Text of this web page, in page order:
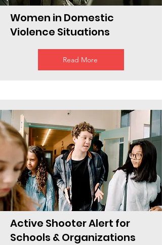
Women in Domestic
Violence Situations
Read More
Active Shooter Alert for
Schools & Organizations